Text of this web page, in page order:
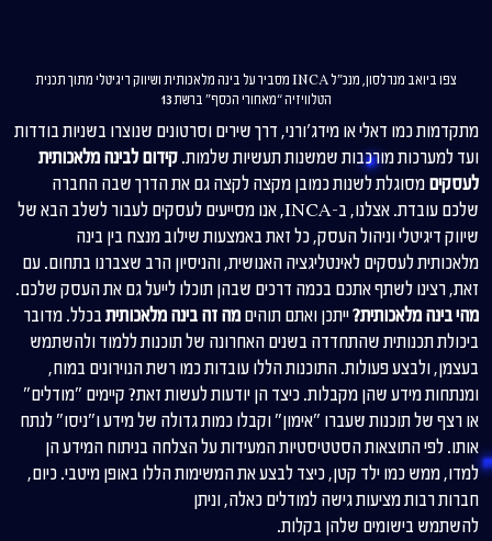
צפו ביואב מנדלסון, מנכ"ל INCA מסביר על בינה מלאכותית ושיווק דיגיטלי מתוך תכנית
הטלוויזיה “מאחורי הכסף" ברשת 13
מתקדמות כמו דאלי או מידג'ורני, דרך שירים וסרטונים שנוצרו בשניות בודדות
ועד למערכות מורכבות שמשנות תעשיות שלמות.קידום לבינה מלאכותית
לעסקיםמסוגלת לשנות כמובן מקצה לקצה גם את הדרך שבה החברה
שלכם עובדת. אצלנו, ב-INCA, אנו מסייעים לעסקים לעבור לשלב הבא של
שיווק דיגיטלי וניהול העסק, כל זאת באמצעות שילוב מנצח בין בינה
מלאכותית לעסקים לאינטליגציה האנושית, והניסיון הרב שצברנו בתחום. עם
זאת, רצינו לשתף אתכם בכמה דרכים שבהן תוכלו לייעל גם את העסק שלכם.
מהי בינה מלאכותית?ייתכן ואתם תוהיםמה זה בינה מלאכותיתבכלל. מדובר
ביכולת תכנותית שהתחדדה בשנים האחרונה של תוכנות ללמוד ולהשתמש
בעצמן, ולבצע פעולות. התוכנות הללו עובדות כמו רשת הנוירונים במוח,
ומנתחות מידע שהן מקבלות. כיצד הן יודעות לעשות זאת? קיימים "מודלים"
או רצף של תוכנות שעברו "אימון" וקבלו כמות גדולה של מידע ו"ניסו" לנתח
אותו. לפי התוצאות הסטטיסטיות המעידות על הצלחה בניתוח המידע הן
למדו, ממש כמו ילד קטן, כיצד לבצע את המשימות הללו באופן מיטבי. כיום,
חברות רבות מציעות גישה למודלים כאלה, וניתן
להשתמש בישומים שלהן בקלות.